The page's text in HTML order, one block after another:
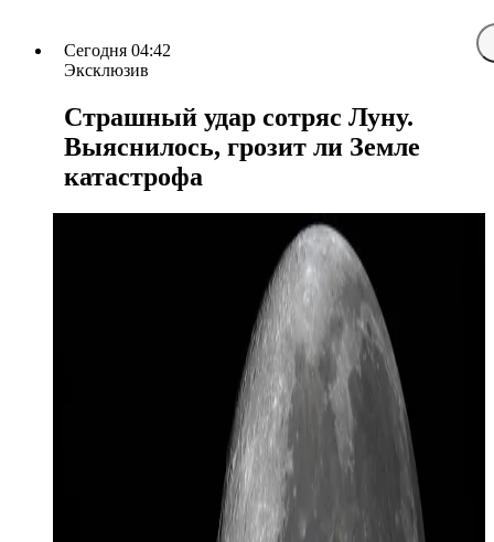
Сегодня 04:42
Эксклюзив
Страшный удар сотряс Луну.
Выяснилось, грозит ли Земле
катастрофа